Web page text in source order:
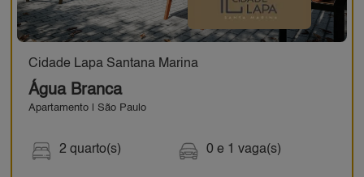
Cidade Lapa Santana Marina
Água Branca
Apartamento | São Paulo
2 quarto(s) 0 e 1 vaga(s)